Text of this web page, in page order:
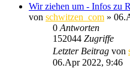
Wir ziehen um - Infos zu
von schwitzen_com »
0 Antworten
152044 Zugriffe
Letzter Beitrag von
06.Apr 2022, 9:46